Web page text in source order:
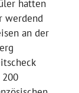
hatten
werdend
an der